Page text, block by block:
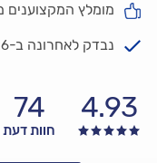
מומלץ המקצוענים
נבדק לאחרונה ב-
4.93
74
חוות דעת